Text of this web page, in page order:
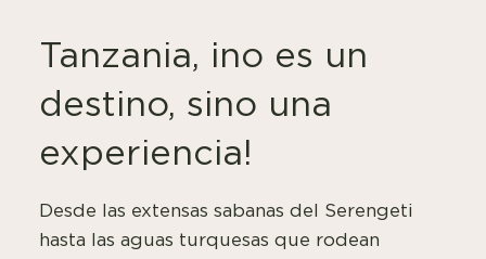
Tanzania, ¡no es un
destino, sino una
experiencia!
Desde las extensas sabanas del Serengeti
hasta las aguas turquesas que rodean